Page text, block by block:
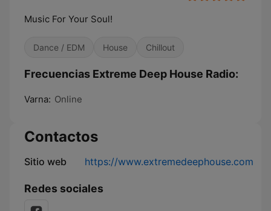
Music For Your Soul!
Dance / EDM House Chillout
Frecuencias Extreme Deep House Radio:
Varna: Online
Contactos
Sitio web https://www.extremedeephouse.com
Redes sociales